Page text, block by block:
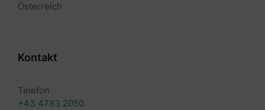
Österreich
Kontakt
Telefon
+43 4783 2050